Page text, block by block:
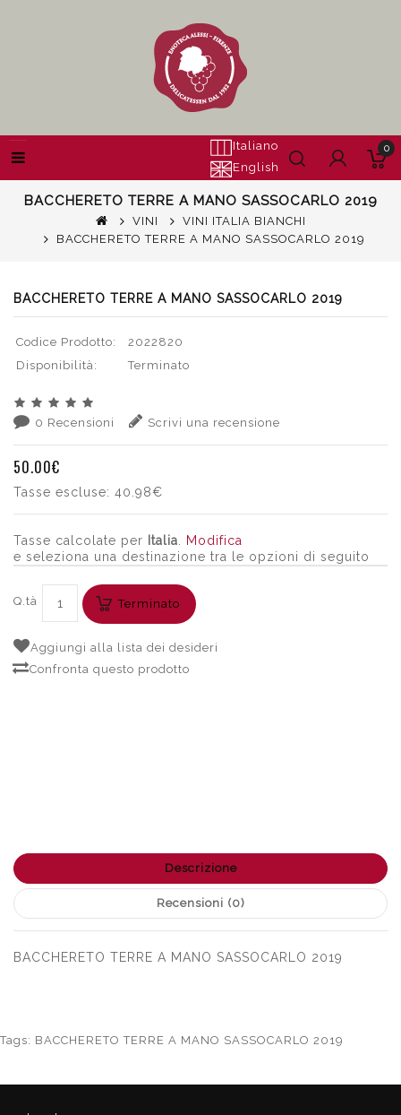
Italiano
English
0
BACCHERETO TERRE A MANO SASSOCARLO 2019
VINI
VINI ITALIA BIANCHI
BACCHERETO TERRE A MANO SASSOCARLO 2019
BACCHERETO TERRE A MANO SASSOCARLO 2019
Codice Prodotto:
2022820
Disponibilità:
Terminato
0 Recensioni Scrivi una recensione
50.00€
Tasse escluse: 40.98€
Tasse calcolate per Italia
Modifica
e seleziona una destinazione tra le opzioni di seguito
Q.tà Terminato
Aggiungi alla lista dei desideri
Confronta questo prodotto
Descrizione
Recensioni (0)
BACCHERETO TERRE A MANO SASSOCARLO 2019
Tags: BACCHERETO TERRE A MANO SASSOCARLO 2019